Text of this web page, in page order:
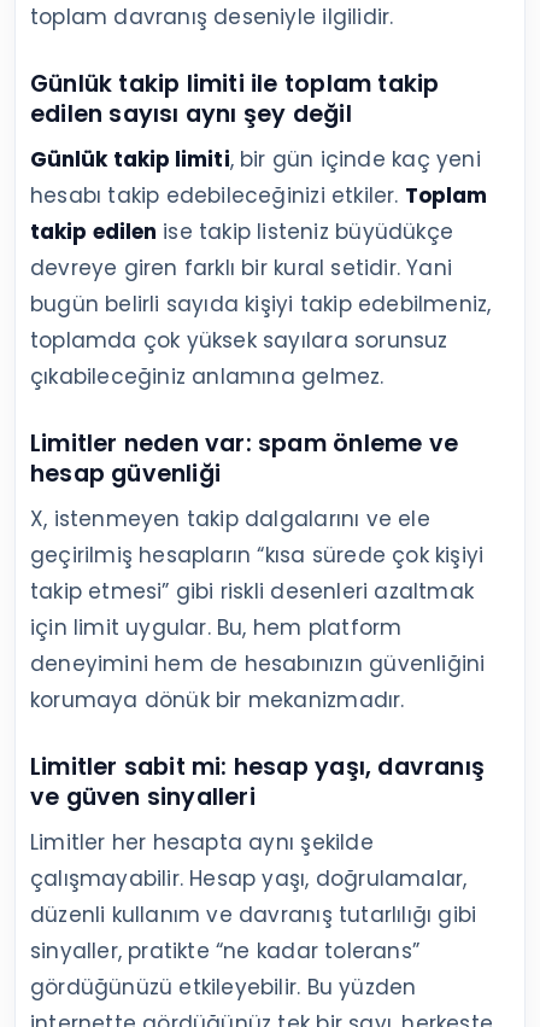
toplam davranış deseniyle ilgilidir.
Günlük takip limiti ile toplam takip
edilen sayısı aynı şey değil
Günlük takip limiti, bir gün içinde kaç yeni
hesabı takip edebileceğinizi etkiler. Toplam
takip edilen ise takip listeniz büyüdükçe
devreye giren farklı bir kural setidir. Yani
bugün belirli sayıda kişiyi takip edebilmeniz,
toplamda çok yüksek sayılara sorunsuz
çıkabileceğiniz anlamına gelmez.
Limitler neden var: spam önleme ve
hesap güvenliği
X, istenmeyen takip dalgalarını ve ele
geçirilmiş hesapların “kısa sürede çok kişiyi
takip etmesi” gibi riskli desenleri azaltmak
için limit uygular. Bu, hem platform
deneyimini hem de hesabınızın güvenliğini
korumaya dönük bir mekanizmadır.
Limitler sabit mi: hesap yaşı, davranış
ve güven sinyalleri
Limitler her hesapta aynı şekilde
çalışmayabilir. Hesap yaşı, doğrulamalar,
düzenli kullanım ve davranış tutarlılığı gibi
sinyaller, pratikte “ne kadar tolerans”
gördüğünüzü etkileyebilir. Bu yüzden